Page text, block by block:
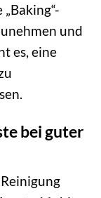
und
es, eine
bei guter